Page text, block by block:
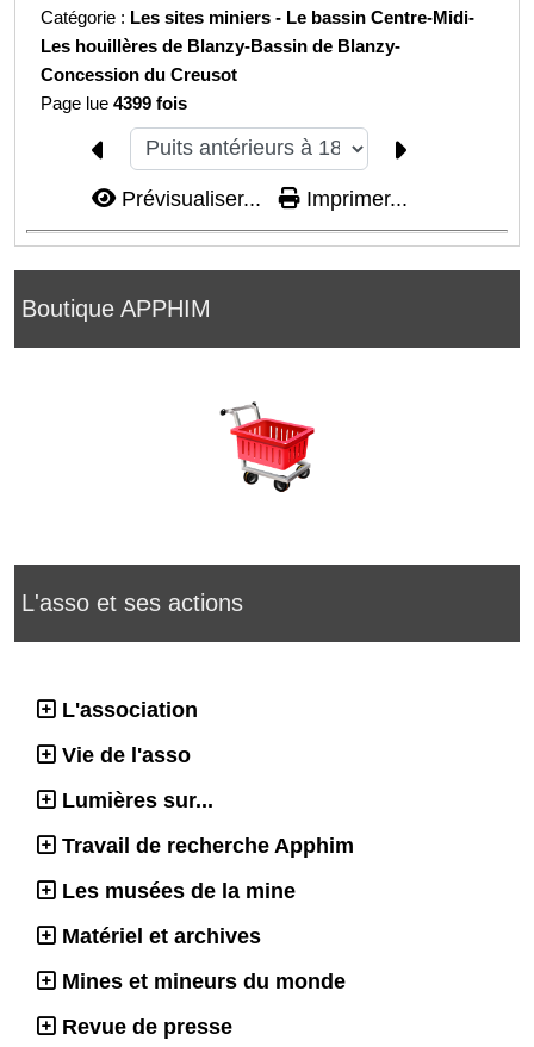
Boutique APPHIM
L'asso et ses actions
L'association
Vie de l'asso
Lumières sur...
Travail de recherche Apphim
Les musées de la mine
Matériel et archives
Mines et mineurs du monde
Revue de presse
Catégorie : Les sites miniers - Le bassin Centre-Midi-
Les houillères de Blanzy-Bassin de Blanzy-
Concession du Creusot
Page lue4399 fois
Prévisualiser... Imprimer...